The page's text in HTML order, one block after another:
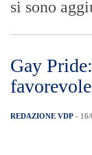
si sono
Gay
REDAZIONE VDP - 16/